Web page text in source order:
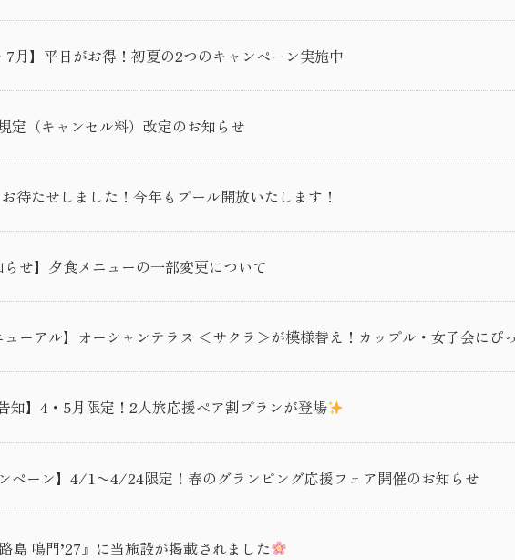
7月】平日がお得！初夏の2つのキャンペーン実施中
定（キャンセル料）改定のお知らせ
待たせしました！今年もプール開放いたします！
らせ】夕食メニューの一部変更について
ューアル】オーシャンテラス ＜サクラ＞が模様替え！カップル・女子会にぴ
知】4・5月限定！2人旅応援ペア割プランが登場
ンペーン】4/1〜4/24限定！春のグランピング応援フェア開催のお知らせ
島 鳴門’27』に当施設が掲載されました